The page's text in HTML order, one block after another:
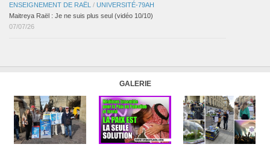
ENSEIGNEMENT DE RAËL / UNIVERSITÉ-79AH
Maitreya Raël : Je ne suis plus seul (vidéo 10/10)
07/07/26
GALERIE